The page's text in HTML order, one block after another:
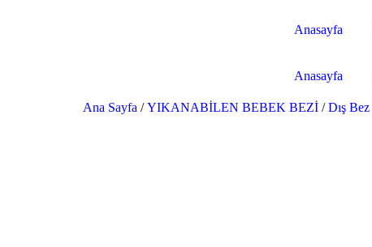
Anasayfa
Anasayfa
Ana Sayfa /YIKANABİLEN BEBEK BEZİ /Dış Bez